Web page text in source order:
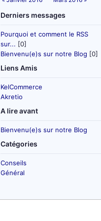
Derniers messages
Pourquoi et comment le RSS
sur... [0]
Bienvenu(e)s sur notre Blog [0]
Liens Amis
KelCommerce
Akretio
A lire avant
Bienvenu(e)s sur notre Blog
Catégories
Conseils
Général